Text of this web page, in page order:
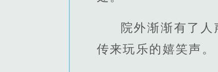
院外渐渐有了人
传来玩乐的嬉笑声。